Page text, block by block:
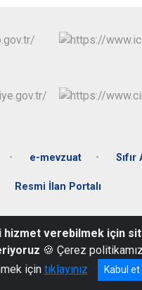
e-mevzuat Sıfır
Resmi İlan Portalı
0 256 518 10 21
hizmet verebilmek için
🍪 Çerez
için tıklayınız Kabul et